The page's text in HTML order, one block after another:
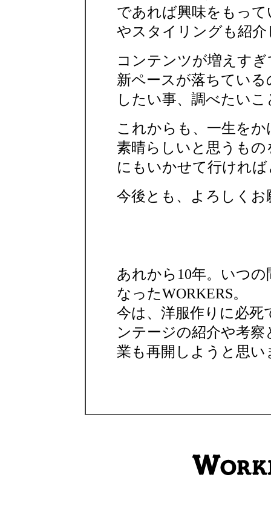
であれば興味をもっ
やスタイリングも紹
コンテンツが増えす
新ペースが落ちてい
したい事、調べたい
これからも、一生を
素晴らしいと思うも
にもいかせて行けれ
今後とも、よろしく
あれから10年。いつ
なったWORKERS。
今は、洋服作りに必
ンテージの紹介や考察
業も再開しようと思い